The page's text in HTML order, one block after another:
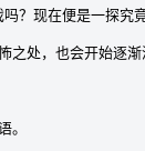
？现在便是一探究竟
处，也会开始逐
。